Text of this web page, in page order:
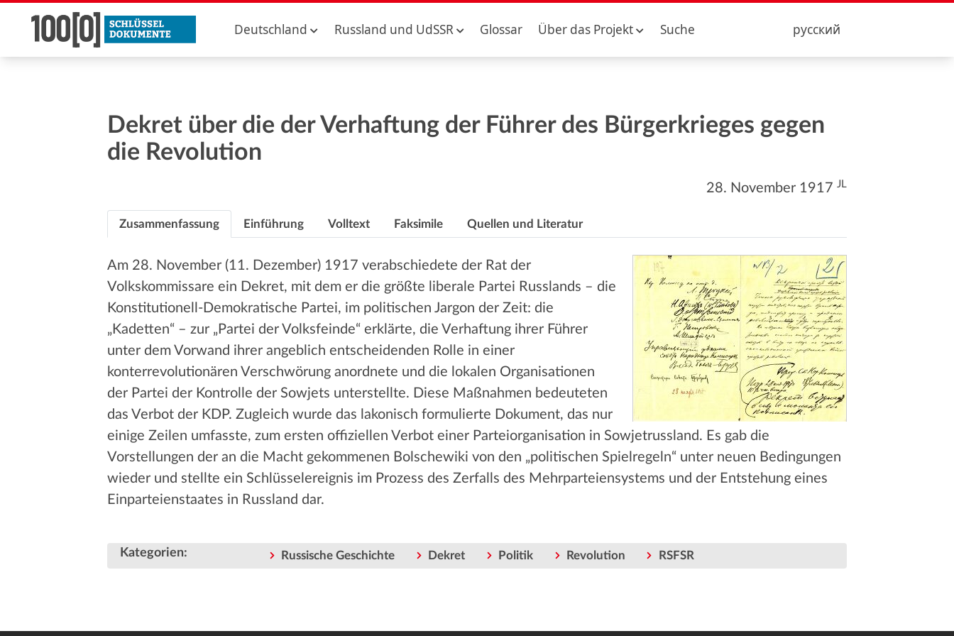
Deutschland Russland und UdSSR Glossar Über das Projekt Suche русский
Dekret über die der Verhaftung der Führer des Bürgerkrieges gegen
die Revolution
28. November 1917JL
Zusammenfassung Einführung Volltext Faksimile Quellen und Literatur
Am 28. November (11. Dezember) 1917 verabschiedete der Rat der
Volkskommissare ein Dekret, mit dem er die größte liberale Partei Russlands – die
Konstitutionell-Demokratische Partei, im politischen Jargon der Zeit: die
„Kadetten“ – zur „Partei der Volksfeinde“ erklärte, die Verhaftung ihrer Führer
unter dem Vorwand ihrer angeblich entscheidenden Rolle in einer
konterrevolutionären Verschwörung anordnete und die lokalen Organisationen
der Partei der Kontrolle der Sowjets unterstellte. Diese Maßnahmen bedeuteten
das Verbot der KDP. Zugleich wurde das lakonisch formulierte Dokument, das nur
einige Zeilen umfasste, zum ersten offiziellen Verbot einer Parteiorganisation in Sowjetrussland. Es gab die
Vorstellungen der an die Macht gekommenen Bolschewiki von den „politischen Spielregeln“ unter neuen Bedingungen
wieder und stellte ein Schlüsselereignis im Prozess des Zerfalls des Mehrparteiensystems und der Entstehung eines
Einparteienstaates in Russland dar.
Kategorien: Russische Geschichte Dekret Politik Revolution RSFSR